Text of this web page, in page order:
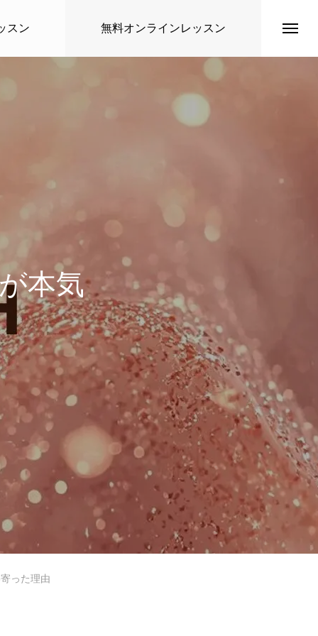
スン 無料オンラインレッスン
レッスン紹介
教室紹介
本気
った理由